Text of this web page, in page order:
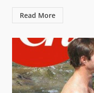
Read More